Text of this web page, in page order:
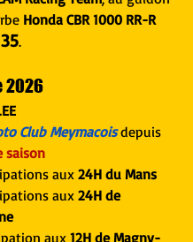
Honda CBR 1000 RR-R
.
2026
Club Meymacois depuis
saison
aux 24H du Mans
aux 24H de
aux 12H de Magny-